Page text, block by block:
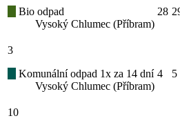
Bio odpad
Vysoký Chlumec (Příbram)
28
3
Komunální odpad 1x za 14 dní
Vysoký Chlumec (Příbram)
4 5
10